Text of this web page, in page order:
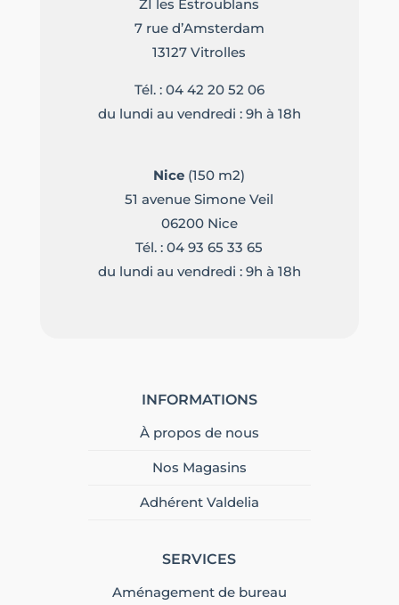
ZI les Estroublans
7 rue d’Amsterdam
13127 Vitrolles
Tél. : 04 42 20 52 06
du lundi au vendredi : 9h à 18h
Nice (150 m2)
51 avenue Simone Veil
06200 Nice
Tél. :04 93 65 33 65
du lundi au vendredi : 9h à 18h
INFORMATIONS
À propos de nous
Nos Magasins
Adhérent Valdelia
SERVICES
Aménagement de bureau